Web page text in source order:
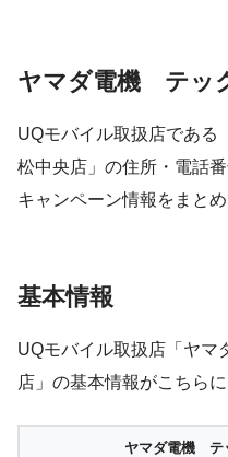
ヤマダ電機 テッ
UQモバイル取扱店であ
松中央店」の住所・電話
キャンペーン情報をまとめ
基本情報
UQモバイル取扱店「ヤ
店」の基本情報がこちらに
ヤマダ電機 テ